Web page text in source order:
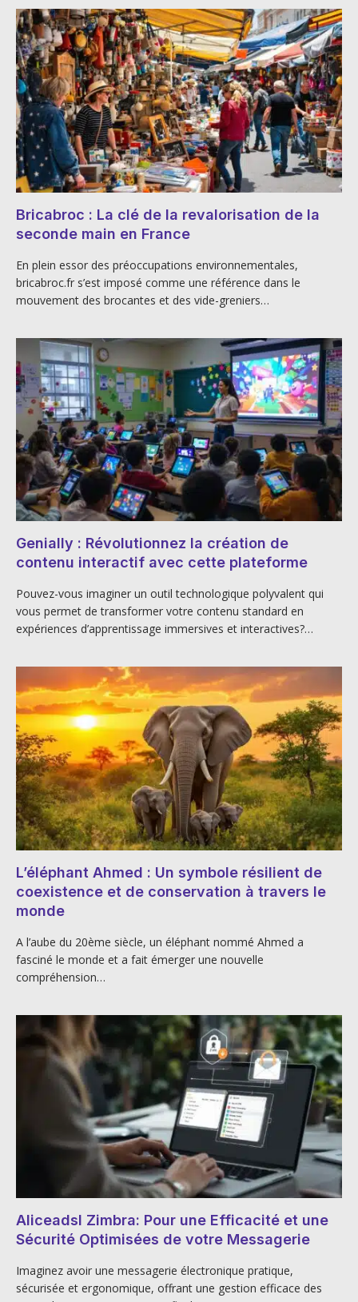
Bricabroc : La clé de la revalorisation de la
seconde main en France
En plein essor des préoccupations environnementales,
bricabroc.fr s’est imposé comme une référence dans le
mouvement des brocantes et des vide-greniers…
Genially : Révolutionnez la création de
contenu interactif avec cette plateforme
Pouvez-vous imaginer un outil technologique polyvalent qui
vous permet de transformer votre contenu standard en
expériences d’apprentissage immersives et interactives?…
L’éléphant Ahmed : Un symbole résilient de
coexistence et de conservation à travers le
monde
A l’aube du 20ème siècle, un éléphant nommé Ahmed a
fasciné le monde et a fait émerger une nouvelle
compréhension…
Aliceadsl Zimbra: Pour une Efficacité et une
Sécurité Optimisées de votre Messagerie
Imaginez avoir une messagerie électronique pratique,
sécurisée et ergonomique, offrant une gestion efficace des